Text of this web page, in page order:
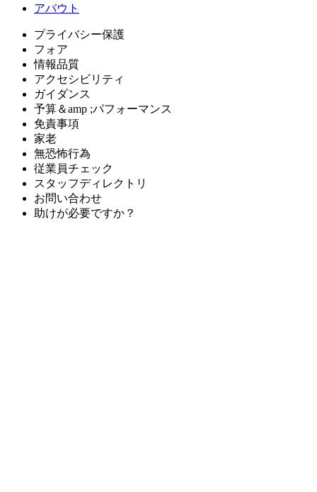
アバウト
プライバシー保護
フォア
情報品質
アクセシビリティ
ガイダンス
予算＆amp ;パフォーマンス
免責事項
家老
無恐怖行為
従業員チェック
スタッフディレクトリ
お問い合わせ
助けが必要ですか？